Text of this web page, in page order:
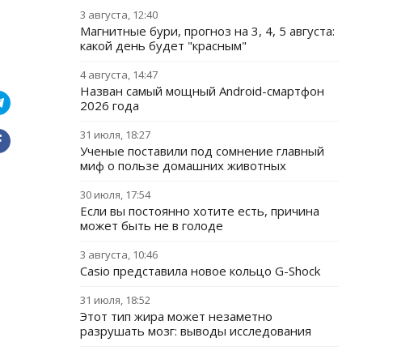
3 августа, 12:40
Магнитные бури, прогноз на 3, 4, 5 августа:
какой день будет "красным"
4 августа, 14:47
Назван самый мощный Android-смартфон
2026 года
31 июля, 18:27
Ученые поставили под сомнение главный
миф о пользе домашних животных
30 июля, 17:54
Если вы постоянно хотите есть, причина
может быть не в голоде
3 августа, 10:46
Casio представила новое кольцо G-Shock
31 июля, 18:52
Этот тип жира может незаметно
разрушать мозг: выводы исследования